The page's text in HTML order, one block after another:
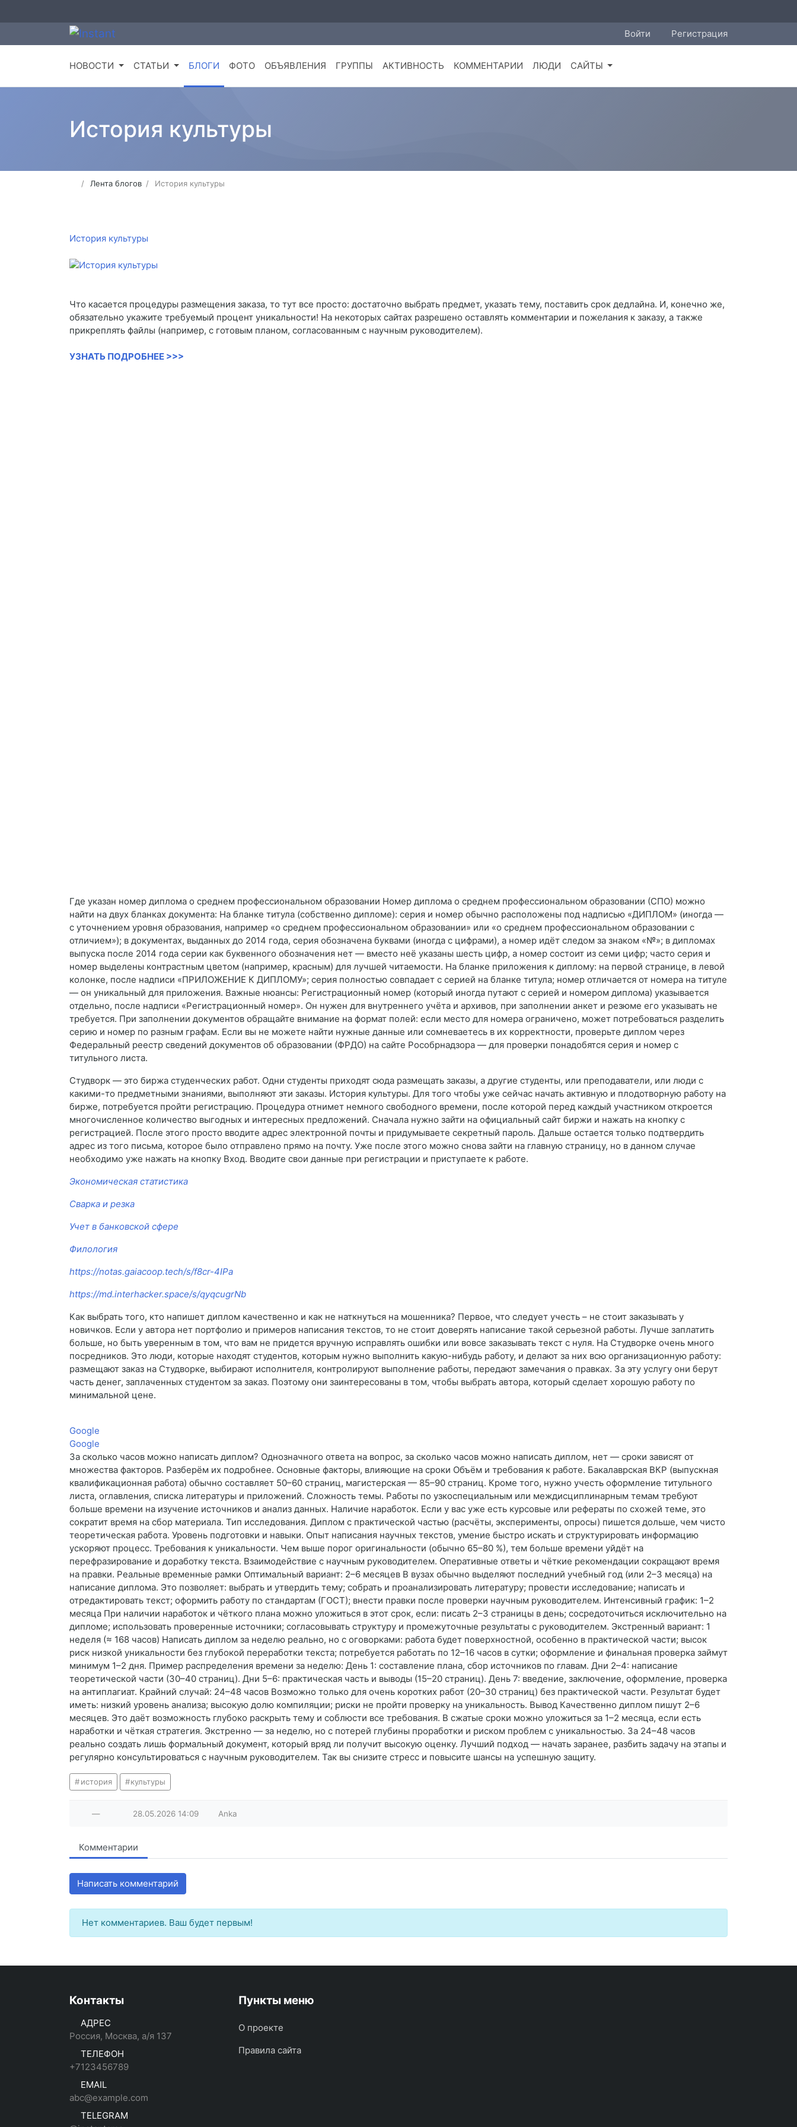
Войти Регистрация
НОВОСТИ СТАТЬИ БЛОГИ ФОТО ОБЪЯВЛЕНИЯ ГРУППЫ АКТИВНОСТЬ КОММЕНТАРИИ ЛЮДИ САЙТЫ
История культуры
Лента блогов История культуры
История культуры
Что касается процедуры размещения заказа, то тут все просто: достаточно выбрать предмет, указать тему, поставить срок дедлайна. И, конечно же,
обязательно укажите требуемый процент уникальности! На некоторых сайтах разрешено оставлять комментарии и пожелания к заказу, а также
прикреплять файлы (например, с готовым планом, согласованным с научным руководителем).
УЗНАТЬ ПОДРОБНЕЕ >>>
Где указан номер диплома о среднем профессиональном образовании Номер диплома о среднем профессиональном образовании (СПО) можно
найти на двух бланках документа: На бланке титула (собственно дипломе): серия и номер обычно расположены под надписью «ДИПЛОМ» (иногда —
с уточнением уровня образования, например «о среднем профессиональном образовании» или «о среднем профессиональном образовании с
отличием»); в документах, выданных до 2014 года, серия обозначена буквами (иногда с цифрами), а номер идёт следом за знаком «№»; в дипломах
выпуска после 2014 года серии как буквенного обозначения нет — вместо неё указаны шесть цифр, а номер состоит из семи цифр; часто серия и
номер выделены контрастным цветом (например, красным) для лучшей читаемости. На бланке приложения к диплому: на первой странице, в левой
колонке, после надписи «ПРИЛОЖЕНИЕ К ДИПЛОМУ»; серия полностью совпадает с серией на бланке титула; номер отличается от номера на титуле
— он уникальный для приложения. Важные нюансы: Регистрационный номер (который иногда путают с серией и номером диплома) указывается
отдельно, после надписи «Регистрационный номер». Он нужен для внутреннего учёта и архивов, при заполнении анкет и резюме его указывать не
требуется. При заполнении документов обращайте внимание на формат полей: если место для номера ограничено, может потребоваться разделить
серию и номер по разным графам. Если вы не можете найти нужные данные или сомневаетесь в их корректности, проверьте диплом через
Федеральный реестр сведений документов об образовании (ФРДО) на сайте Рособрнадзора — для проверки понадобятся серия и номер с
титульного листа.
Студворк — это биржа студенческих работ. Одни студенты приходят сюда размещать заказы, а другие студенты, или преподаватели, или люди с
какими-то предметными знаниями, выполняют эти заказы. История культуры. Для того чтобы уже сейчас начать активную и плодотворную работу на
бирже, потребуется пройти регистрацию. Процедура отнимет немного свободного времени, после которой перед каждый участником откроется
многочисленное количество выгодных и интересных предложений. Сначала нужно зайти на официальный сайт биржи и нажать на кнопку с
регистрацией. После этого просто вводите адрес электронной почты и придумываете секретный пароль. Дальше остается только подтвердить
адрес из того письма, которое было отправлено прямо на почту. Уже после этого можно снова зайти на главную страницу, но в данном случае
необходимо уже нажать на кнопку Вход. Вводите свои данные при регистрации и приступаете к работе.
Экономическая статистика
Сварка и резка
Учет в банковской сфере
Филология
https://notas.gaiacoop.tech/s/f8cr-4IPa
https://md.interhacker.space/s/qyqcugrNb
Как выбрать того, кто напишет диплом качественно и как не наткнуться на мошенника? Первое, что следует учесть – не стоит заказывать у
новичков. Если у автора нет портфолио и примеров написания текстов, то не стоит доверять написание такой серьезной работы. Лучше заплатить
больше, но быть уверенным в том, что вам не придется вручную исправлять ошибки или вовсе заказывать текст с нуля. На Студворке очень много
посредников. Это люди, которые находят студентов, которым нужно выполнить какую-нибудь работу, и делают за них всю организационную работу:
размещают заказ на Студворке, выбирают исполнителя, контролируют выполнение работы, передают замечания о правках. За эту услугу они берут
часть денег, заплаченных студентом за заказ. Поэтому они заинтересованы в том, чтобы выбрать автора, который сделает хорошую работу по
минимальной цене.
Google
Google
За сколько часов можно написать диплом? Однозначного ответа на вопрос, за сколько часов можно написать диплом, нет — сроки зависят от
множества факторов. Разберём их подробнее. Основные факторы, влияющие на сроки Объём и требования к работе. Бакалаврская ВКР (выпускная
квалификационная работа) обычно составляет 50–60 страниц, магистерская — 85–90 страниц. Кроме того, нужно учесть оформление титульного
листа, оглавления, списка литературы и приложений. Сложность темы. Работы по узкоспециальным или междисциплинарным темам требуют
больше времени на изучение источников и анализ данных. Наличие наработок. Если у вас уже есть курсовые или рефераты по схожей теме, это
сократит время на сбор материала. Тип исследования. Диплом с практической частью (расчёты, эксперименты, опросы) пишется дольше, чем чисто
теоретическая работа. Уровень подготовки и навыки. Опыт написания научных текстов, умение быстро искать и структурировать информацию
ускоряют процесс. Требования к уникальности. Чем выше порог оригинальности (обычно 65–80 %), тем больше времени уйдёт на
перефразирование и доработку текста. Взаимодействие с научным руководителем. Оперативные ответы и чёткие рекомендации сокращают время
на правки. Реальные временные рамки Оптимальный вариант: 2–6 месяцев В вузах обычно выделяют последний учебный год (или 2–3 месяца) на
написание диплома. Это позволяет: выбрать и утвердить тему; собрать и проанализировать литературу; провести исследование; написать и
отредактировать текст; оформить работу по стандартам (ГОСТ); внести правки после проверки научным руководителем. Интенсивный график: 1–2
месяца При наличии наработок и чёткого плана можно уложиться в этот срок, если: писать 2–3 страницы в день; сосредоточиться исключительно на
дипломе; использовать проверенные источники; согласовывать структуру и промежуточные результаты с руководителем. Экстренный вариант: 1
неделя (≈ 168 часов) Написать диплом за неделю реально, но с оговорками: работа будет поверхностной, особенно в практической части; высок
риск низкой уникальности без глубокой переработки текста; потребуется работать по 12–16 часов в сутки; оформление и финальная проверка займут
минимум 1–2 дня. Пример распределения времени за неделю: День 1: составление плана, сбор источников по главам. Дни 2–4: написание
теоретической части (30–40 страниц). Дни 5–6: практическая часть и выводы (15–20 страниц). День 7: введение, заключение, оформление, проверка
на антиплагиат. Крайний случай: 24–48 часов Возможно только для очень коротких работ (20–30 страниц) без практической части. Результат будет
иметь: низкий уровень анализа; высокую долю компиляции; риски не пройти проверку на уникальность. Вывод Качественно диплом пишут 2–6
месяцев. Это даёт возможность глубоко раскрыть тему и соблюсти все требования. В сжатые сроки можно уложиться за 1–2 месяца, если есть
наработки и чёткая стратегия. Экстренно — за неделю, но с потерей глубины проработки и риском проблем с уникальностью. За 24–48 часов
реально создать лишь формальный документ, который вряд ли получит высокую оценку. Лучший подход — начать заранее, разбить задачу на этапы и
регулярно консультироваться с научным руководителем. Так вы снизите стресс и повысите шансы на успешную защиту.
история культуры
— 28.05.2026 14:09 Anka
Комментарии
Написать комментарий
Нет комментариев. Ваш будет первым!
Контакты
АДРЕС
Россия, Москва, а/я 137
ТЕЛЕФОН
+7123456789
EMAIL
abc@example.com
TELEGRAM
Пункты меню
О проекте
Правила сайта